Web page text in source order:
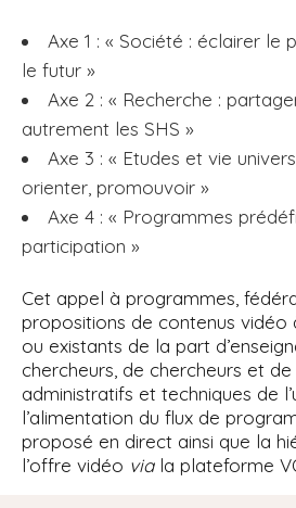
Axe 1 : « Société : éclairer le
le futur »
Axe 2 : « Recherche :
autrement les SHS »
Axe 3 : « Etudes et vie
orienter, promouvoir »
Axe 4 : « Programmes
participation »
Cet appel à programmes,
propositions de contenus vidéo
ou existants de la part
chercheurs, de chercheurs et
administratifs et techniques de
l’alimentation du flux de
proposé en direct ainsi que la
l’offre vidéo via la plateforme